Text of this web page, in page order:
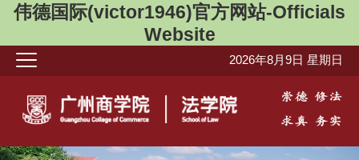
伟德国际(victor1946)官方网站-Officials
Website
2026年8月9日 星期日